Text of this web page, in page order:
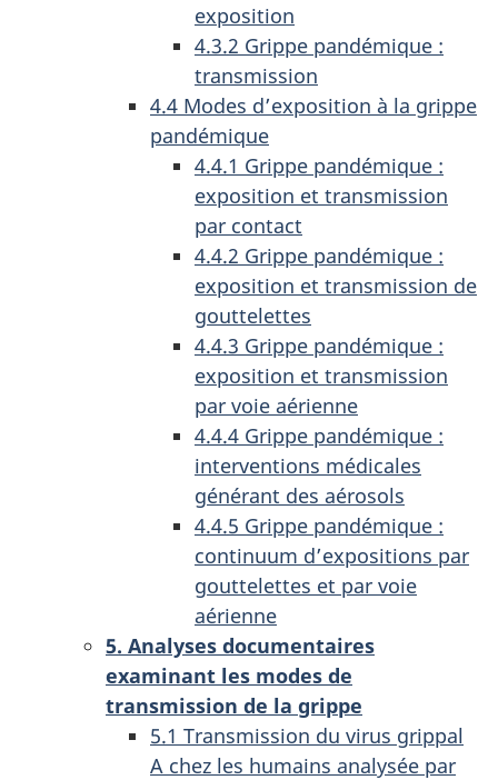
exposition
4.3.2 Grippe pandémique :
transmission
4.4 Modes d’exposition à la grippe
pandémique
4.4.1 Grippe pandémique :
exposition et transmission
par contact
4.4.2 Grippe pandémique :
exposition et transmission de
gouttelettes
4.4.3 Grippe pandémique :
exposition et transmission
par voie aérienne
4.4.4 Grippe pandémique :
interventions médicales
générant des aérosols
4.4.5 Grippe pandémique :
continuum d’expositions par
gouttelettes et par voie
aérienne
5. Analyses documentaires
examinant les modes de
transmission de la grippe
5.1 Transmission du virus grippal
A chez les humains analysée par